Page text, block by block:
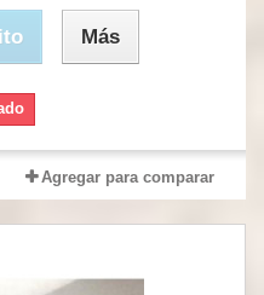
Más
Agregar para comparar